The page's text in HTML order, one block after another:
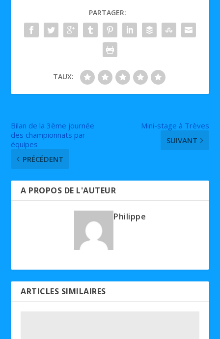
PARTAGER:
TAUX:
Bilan de la 3ème journée
des championnats par
équipes
PRÉCÉDENT
Mini-stage à Trèves
SUIVANT
A PROPOS DE L'AUTEUR
Philippe
ARTICLES SIMILAIRES